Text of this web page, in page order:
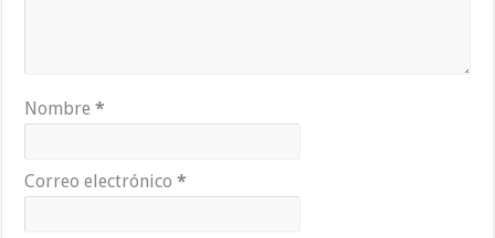
Nombre*
Correo electrónico*